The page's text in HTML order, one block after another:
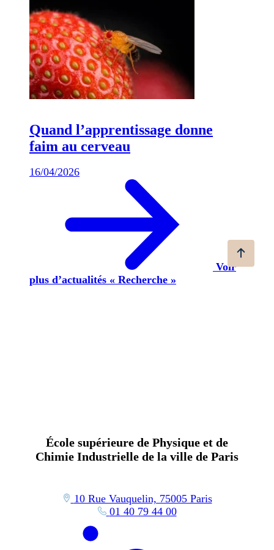
Quand l’apprentissage donne
faim au cerveau
16/04/2026
Voir
plus d’actualités « Recherche »
École supérieure de Physique et de
Chimie Industrielle de la ville de Paris
10 Rue Vauquelin, 75005 Paris
01 40 79 44 00